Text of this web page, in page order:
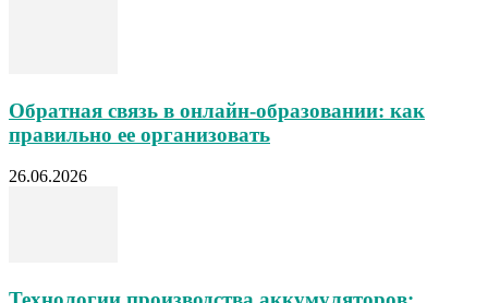
Обратная связь в онлайн-образовании: как
правильно ее организовать
26.06.2026